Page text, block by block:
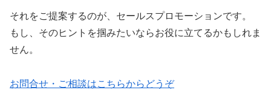
それをご提案するのが、セールスプロモーションです。
もし、そのヒントを掴みたいならお役に立てるかもしれま
せん。
お問合せ・ご相談はこちらからどうぞ